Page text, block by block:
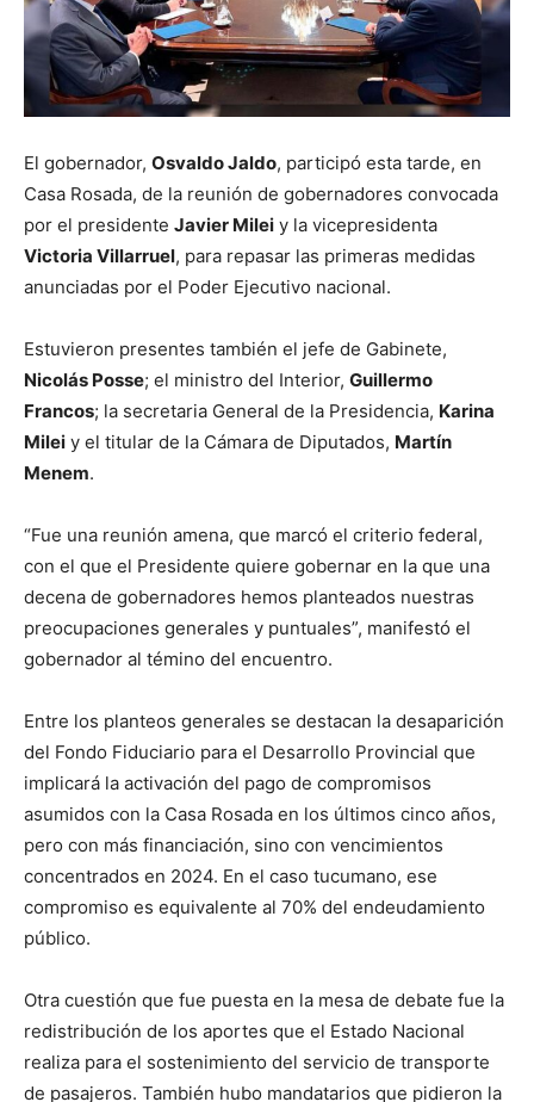
El gobernador, Osvaldo Jaldo, participó esta tarde, en
Casa Rosada, de la reunión de gobernadores convocada
por el presidente Javier Milei y la vicepresidenta
Victoria Villarruel, para repasar las primeras medidas
anunciadas por el Poder Ejecutivo nacional.
Estuvieron presentes también el jefe de Gabinete,
Nicolás Posse; el ministro del Interior, Guillermo
Francos; la secretaria General de la Presidencia, Karina
Milei y el titular de la Cámara de Diputados, Martín
Menem.
“Fue una reunión amena, que marcó el criterio federal,
con el que el Presidente quiere gobernar en la que una
decena de gobernadores hemos planteados nuestras
preocupaciones generales y puntuales”, manifestó el
gobernador al témino del encuentro.
Entre los planteos generales se destacan la desaparición
del Fondo Fiduciario para el Desarrollo Provincial que
implicará la activación del pago de compromisos
asumidos con la Casa Rosada en los últimos cinco años,
pero con más financiación, sino con vencimientos
concentrados en 2024. En el caso tucumano, ese
compromiso es equivalente al 70% del endeudamiento
público.
Otra cuestión que fue puesta en la mesa de debate fue la
redistribución de los aportes que el Estado Nacional
realiza para el sostenimiento del servicio de transporte
de pasajeros. También hubo mandatarios que pidieron la